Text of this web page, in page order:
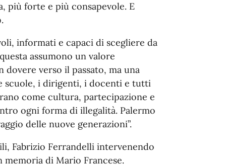
più forte e più consapevole. E
informati e capaci di scegliere da
assumono un valore
verso il passato, ma una
scuole, i dirigenti, i docenti e tutti
come cultura, partecipazione e
ogni forma di illegalità. Palermo
delle nuove generazioni”.
Fabrizio Ferrandelli intervenendo
di Mario Francese.